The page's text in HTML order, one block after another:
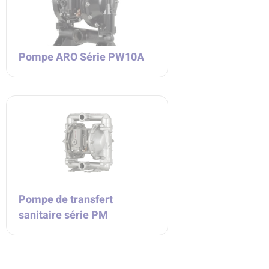
Pompe ARO Série PW10A
Pompe de transfert
sanitaire série PM